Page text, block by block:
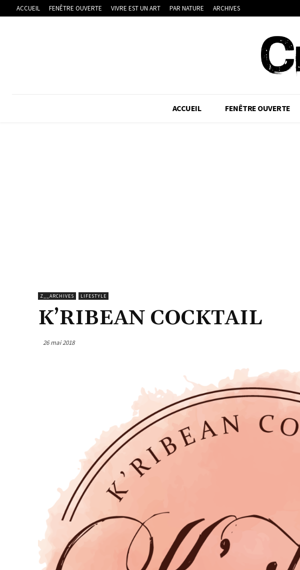
ACCUEIL FENÊTRE OUVERTE VIVRE EST UN ART PAR NATURE ARCHIVES
ACCUEIL FENÊTRE OUVERTE
Z__ARCHIVES LIFESTYLE
K’RIBEAN COCKTAIL
26 mai 2018